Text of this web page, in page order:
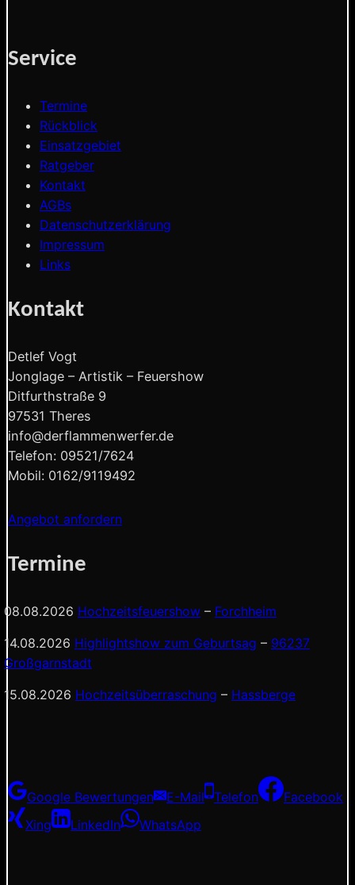
Service
Termine
Rückblick
Einsatzgebiet
Ratgeber
Kontakt
AGBs
Datenschutzerklärung
Impressum
Links
Kontakt
Detlef Vogt
Jonglage – Artistik – Feuershow
Ditfurthstraße 9
97531 Theres
info@derflammenwerfer.de
Telefon: 09521/7624
Mobil: 0162/9119492
Angebot anfordern
Termine
08.08.2026 Hochzeitsfeuershow – Forchheim
14.08.2026 Highlightshow zum Geburtsag – 96237
Großgarnstadt
15.08.2026 Hochzeitsüberraschung – Hassberge
Google Bewertungen E-Mail Telefon
Facebook
Xing
LinkedIn WhatsApp